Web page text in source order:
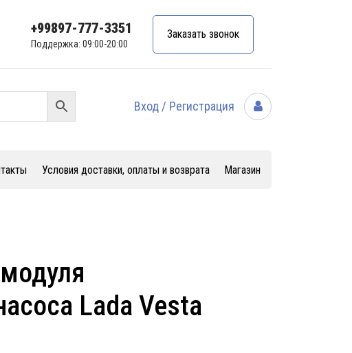
+99897-777-3351
Поддержка: 09:00-20:00
Заказать звонок
Вход / Регистрация
Условия доставки, оплаты и возврата Магазин
Lada Vesta